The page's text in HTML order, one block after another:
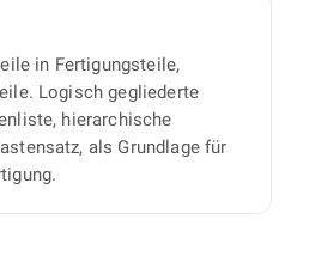
in Fertigungsteile,
Logisch gegliederte
hierarchische
als Grundlage für